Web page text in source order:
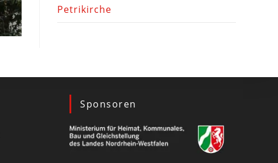
Petrikirche
Sponsoren